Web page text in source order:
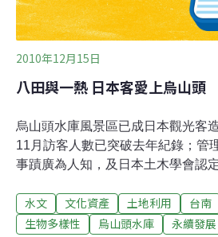
2010年12月15日
八田與一熱 日本客愛上烏山頭
烏山頭水庫風景區已成日本觀光客
11月訪客人數已突破去年紀錄；管
事蹟廣為人知，及日本土木學會認
氣大開，外籍觀光客中以日本客占
次到訪，都會申請日語導覽，並參
水文 文化資產 土地利用 台南
生物多樣性
烏山頭水庫 永續發展